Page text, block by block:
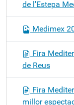
de l'Estepa
Medimex
Fira
de Reus
Fira
millor